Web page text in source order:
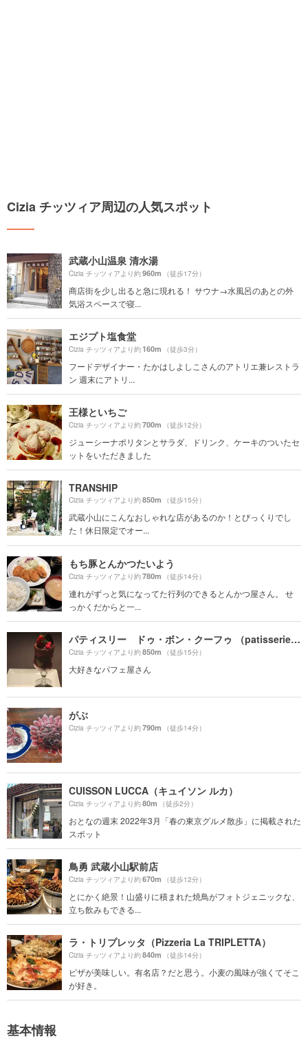
Cizia チッツィア周辺の人気スポット
武蔵小山温泉 清水湯
Cizia チッツィアより約960m （徒歩17分）
商店街を少し出ると急に現れる！ サウナ→水風呂のあとの外
気浴スペースで寝...
エジプト塩食堂
Cizia チッツィアより約160m （徒歩3分）
フードデザイナー・たかはしよしこさんのアトリエ兼レストラ
ン 週末にアトリ...
王様といちご
Cizia チッツィアより約700m （徒歩12分）
ジューシーナポリタンとサラダ、ドリンク、ケーキのついたセ
ットをいただきました
TRANSHIP
Cizia チッツィアより約850m （徒歩15分）
武蔵小山にこんなおしゃれな店があるのか！とびっくりでし
た！休日限定でオー...
もち豚とんかつたいよう
Cizia チッツィアより約780m （徒歩14分）
連れがずっと気になってた行列のできるとんかつ屋さん。 せ
っかくだからと一...
パティスリー ドゥ・ボン・クーフゥ （patisserie de bon coeur ）
Cizia チッツィアより約850m （徒歩15分）
大好きなパフェ屋さん
がぶ
Cizia チッツィアより約790m （徒歩14分）
CUISSON LUCCA（キュイソン ルカ）
Cizia チッツィアより約80m （徒歩2分）
おとなの週末 2022年3月「春の東京グルメ散歩」に掲載された
スポット
鳥勇 武蔵小山駅前店
Cizia チッツィアより約670m （徒歩12分）
とにかく絶景！山盛りに積まれた焼鳥がフォトジェニックな、
立ち飲みもできる...
ラ・トリプレッタ（Pizzeria La TRIPLETTA）
Cizia チッツィアより約840m （徒歩14分）
ピザが美味しい。有名店？だと思う。小麦の風味が強くてそこ
が好き。
基本情報